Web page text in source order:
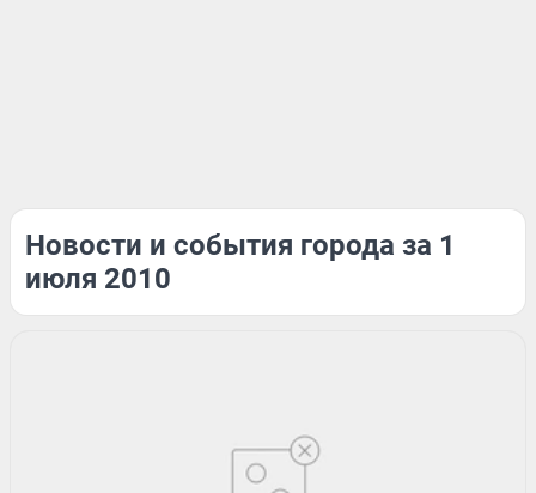
Новости и события города за 1
июля 2010